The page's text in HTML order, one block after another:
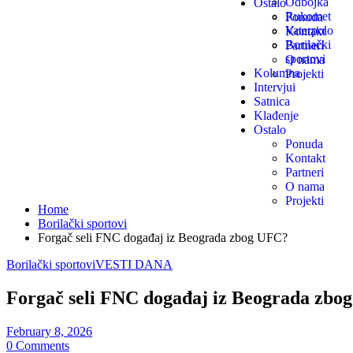
Ostalo
Ponuda
Kontakt
Partneri
O nama
Projekti
Rukomet
Vaterpolo
Borilački
sportovi
Kolumna
Intervjui
Satnica
Klađenje
Ostalo
Ponuda
Kontakt
Partneri
O nama
Projekti
Home
Borilački sportovi
Forgač seli FNC događaj iz Beograda zbog UFC?
Borilački sportoviVESTI DANA
Forgač seli FNC događaj iz Beograda
February 8, 2026
0 Comments